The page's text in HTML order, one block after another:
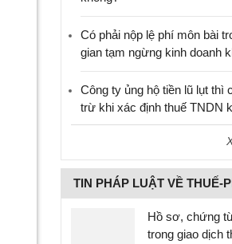
Có phải nộp lệ phí môn bài
gian tạm ngừng kinh doanh
Công ty ủng hộ tiền lũ lụt thì
trừ khi xác định thuế TNDN
TIN PHÁP LUẬT VỀ THUẾ-
Hồ sơ, chứng
trong giao dịch